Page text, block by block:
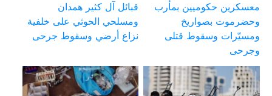
معسكرين حكوميين بمأرب
وحضرموت بصواريخ
ومسيّرات وسقوط قتلى
وجرحى
قبائل آل كثير همدان
ومسلحي الحوثي على خلفية
نزاع أرضي وسقوط جرحى